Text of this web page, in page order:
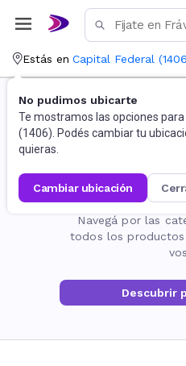
Estás en Capital Federal (
No pudimos ubicarte
Te mostramos las opciones para
(1406). Podés cambiar tu
quieras.
cambiar ubicación
La página
Navegá por las
todos los
Descubrir